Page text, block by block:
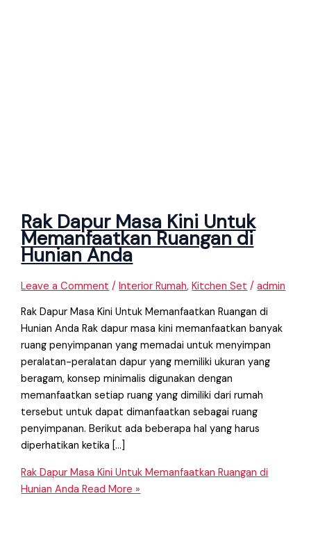
Rak Dapur Masa Kini Untuk
Memanfaatkan Ruangan di
Hunian Anda
Leave a Comment /Interior Rumah,Kitchen Set /admin
Rak Dapur Masa Kini Untuk Memanfaatkan Ruangan di
Hunian Anda Rak dapur masa kini memanfaatkan banyak
ruang penyimpanan yang memadai untuk menyimpan
peralatan-peralatan dapur yang memiliki ukuran yang
beragam, konsep minimalis digunakan dengan
memanfaatkan setiap ruang yang dimiliki dari rumah
tersebut untuk dapat dimanfaatkan sebagai ruang
penyimpanan. Berikut ada beberapa hal yang harus
diperhatikan ketika […]
Rak Dapur Masa Kini Untuk Memanfaatkan Ruangan di
Hunian Anda Read More »